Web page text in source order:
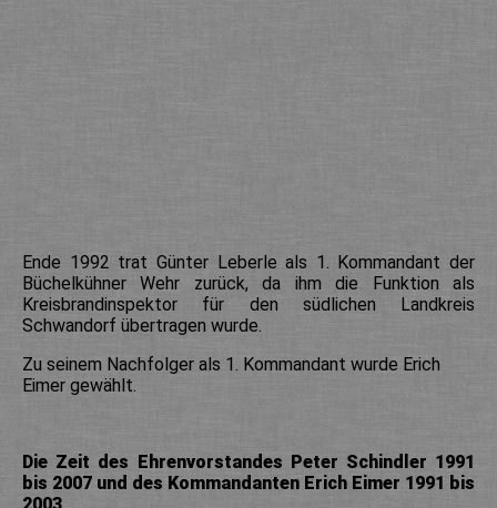
Ende 1992 trat Günter Leberle als 1. Kommandant der
Büchelkühner Wehr zurück, da ihm die Funktion als
Kreisbrandinspektor für den südlichen Landkreis
Schwandorf übertragen wurde.
Zu seinem Nachfolger als 1. Kommandant wurde Erich
Eimer gewählt.
Die Zeit des Ehrenvorstandes Peter Schindler 1991
bis 2007 und des Kommandanten Erich Eimer 1991 bis
2003